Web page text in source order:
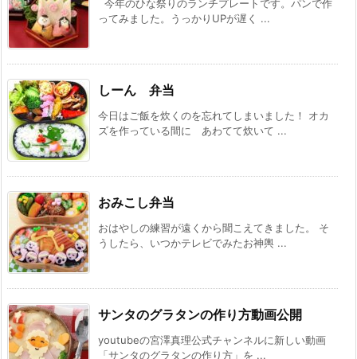
今年のひな祭りのランチプレートです。パンで作
ってみました。うっかりUPが遅く ...
しーん 弁当
今日はご飯を炊くのを忘れてしまいました！ オカ
ズを作っている間に あわてて炊いて ...
おみこし弁当
おはやしの練習が遠くから聞こえてきました。 そ
うしたら、いつかテレビでみたお神輿 ...
サンタのグラタンの作り方動画公開
youtubeの宮澤真理公式チャンネルに新しい動画
「サンタのグラタンの作り方」を ...